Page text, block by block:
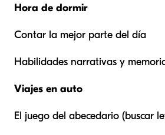
Hora de dormir
Contar la mejor parte del día
Habilidades narrativas y
Viajes en auto
El juego del abecedario (buscar